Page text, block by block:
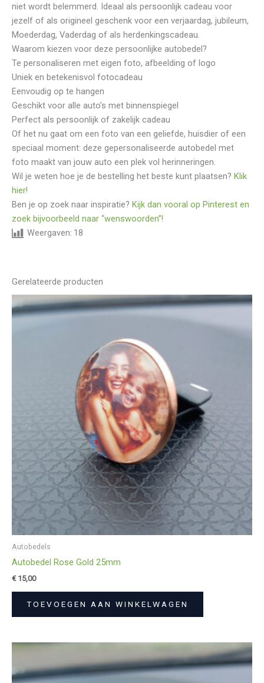
niet wordt belemmerd. Ideaal als persoonlijk cadeau voor
jezelf of als origineel geschenk voor een verjaardag, jubileum,
Moederdag, Vaderdag of als herdenkingscadeau.
Waarom kiezen voor deze persoonlijke autobedel?
Te personaliseren met eigen foto, afbeelding of logo
Uniek en betekenisvol fotocadeau
Eenvoudig op te hangen
Geschikt voor alle auto’s met binnenspiegel
Perfect als persoonlijk of zakelijk cadeau
Of het nu gaat om een foto van een geliefde, huisdier of een
speciaal moment: deze gepersonaliseerde autobedel met
foto maakt van jouw auto een plek vol herinneringen.
Wil je weten hoe je de bestelling het beste kunt plaatsen? Klik
hier!
Ben je op zoek naar inspiratie? Kijk dan vooral op Pinterest en
zoek bijvoorbeeld naar “wenswoorden”!
Weergaven: 18
Gerelateerde producten
Autobedels
Autobedel Rose Gold 25mm
€15,00
TOEVOEGEN AAN WINKELWAGEN